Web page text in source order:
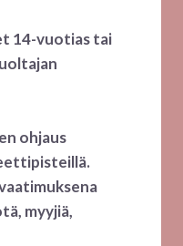
14-vuotias tai
ohjaus
myyjiä,